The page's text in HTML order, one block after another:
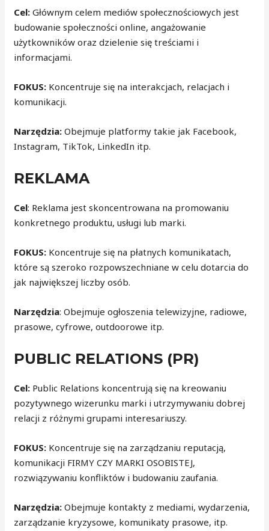
Cel: Głównym celem mediów społecznościowych jest
budowanie społeczności online, angażowanie
użytkowników oraz dzielenie się treściami i
informacjami.
FOKUS: Koncentruje się na interakcjach, relacjach i
komunikacji.
Narzędzia:Obejmuje platformy takie jak Facebook,
Instagram, TikTok, LinkedIn itp.
REKLAMA
Cel: Reklama jest skoncentrowana na promowaniu
konkretnego produktu, usługi lub marki.
FOKUS: Koncentruje się na płatnych komunikatach,
które są szeroko rozpowszechniane w celu dotarcia do
jak największej liczby osób.
Narzędzia: Obejmuje ogłoszenia telewizyjne, radiowe,
prasowe, cyfrowe, outdoorowe itp.
PUBLIC RELATIONS (PR)
Cel: Public Relations koncentrują się na kreowaniu
pozytywnego wizerunku marki i utrzymywaniu dobrej
relacji z różnymi grupami interesariuszy.
FOKUS: Koncentruje się na zarządzaniu reputacją,
komunikacji FIRMY CZY MARKI OSOBISTEJ,
rozwiązywaniu konfliktów i budowaniu zaufania.
Narzędzia:Obejmuje kontakty z mediami, wydarzenia,
zarządzanie kryzysowe, komunikaty prasowe, itp.